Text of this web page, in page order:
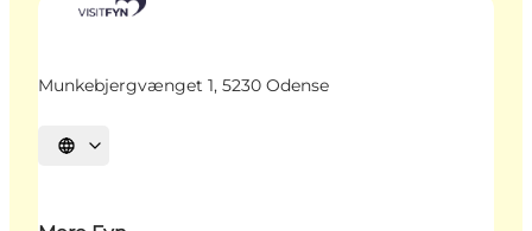
Munkebjergvænget 1, 5230 Odense
Vælg sprog